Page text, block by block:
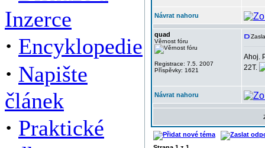
Inzerce
· Encyklopedie
· Napište
článek
· Praktické
Návrat nahoru
quad
Věrnost fóru
Registrace: 7.5. 2007
Příspěvky: 1621
Ahoj.
22T.
Návrat nahoru